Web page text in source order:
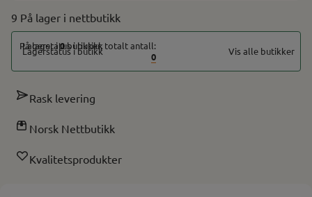
9 På lager
På lager i0butikker, totalt antall:
0
Vis alle butikker
Rask levering
Norsk Nettbutikk
Kvalitetsprodukter